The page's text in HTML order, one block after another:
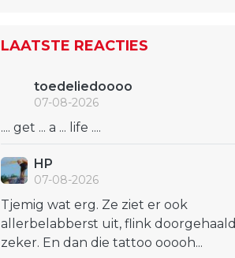
LAATSTE REACTIES
toedeliedoooo
07-08-2026
.... get ... a ... life ....
HP
07-08-2026
Tjemig wat erg. Ze ziet er ook
allerbelabberst uit, flink doorgehaald
zeker. En dan die tattoo ooooh...